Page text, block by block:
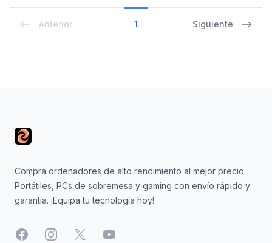
Anterior 1 Siguiente
Compra ordenadores de alto rendimiento al mejor precio.
Portátiles, PCs de sobremesa y gaming con envío rápido y
garantía. ¡Equipa tu tecnología hoy!
FacebookInstagram
X YouTube